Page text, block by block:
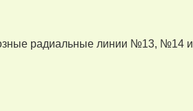
радиальные линии №13, №14 и